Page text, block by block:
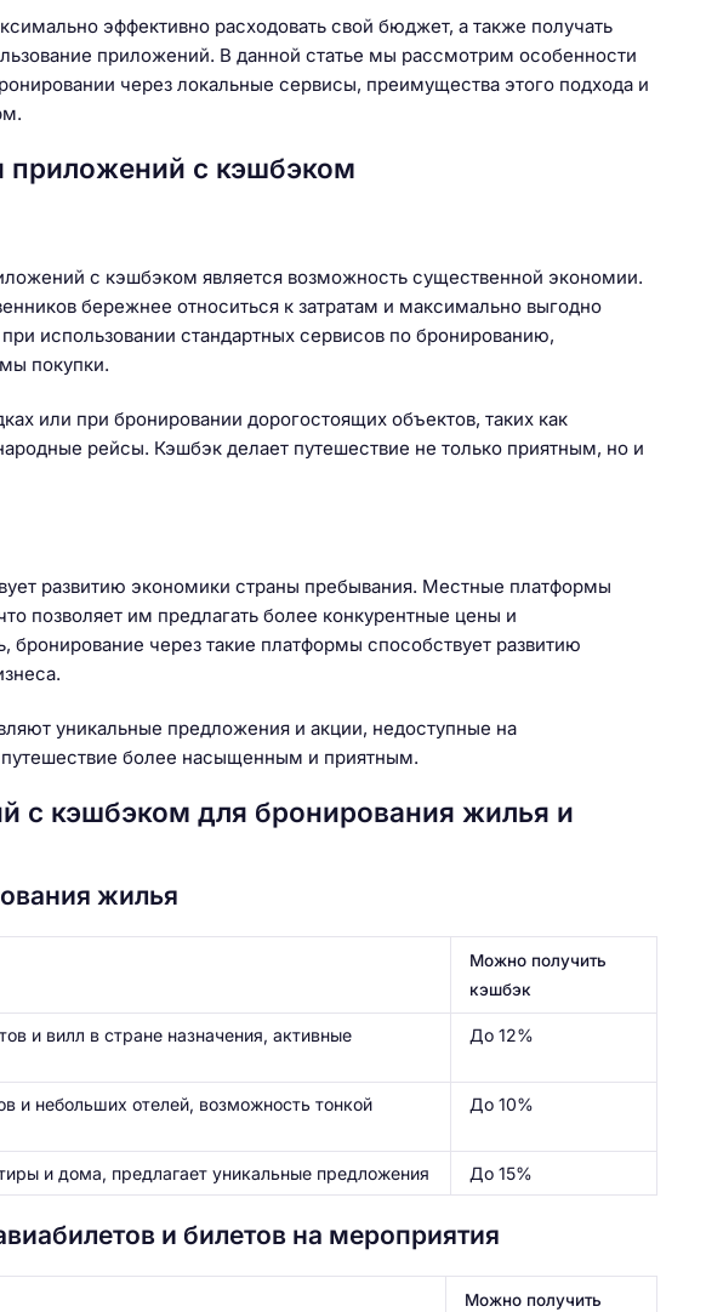
эффективно расходовать свой бюджет, а также получать
приложений. В данной статье мы рассмотрим особенности
через локальные сервисы, преимущества этого подхода и
приложений с кэшбэком
с кэшбэком является возможность существенной экономии.
бережнее относиться к затратам и максимально выгодно
использовании стандартных сервисов по бронированию,
покупки.
или при бронировании дорогостоящих объектов, таких как
рейсы. Кэшбэк делает путешествие не только приятным, но и
развитию экономики страны пребывания. Местные платформы
позволяет им предлагать более конкурентные цены и
через такие платформы способствует развитию
уникальные предложения и акции, недоступные на
более насыщенным и приятным.
с кэшбэком для бронирования жилья и
жилья
Можно получить
кэшбэк
и вилл в стране назначения, активные
До 12%
и небольших отелей, возможность тонкой
До 10%
и дома, предлагает уникальные предложения До 15%
и билетов на мероприятия
Можно получить